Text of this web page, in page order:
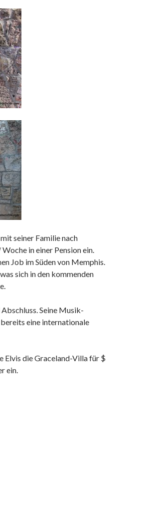
seiner Familie nach
in einer Pension ein.
Job im Süden von Memphis.
sich in den kommenden
Seine Musik-
eine internationale
Elvis die Graceland-Villa für $
ein.